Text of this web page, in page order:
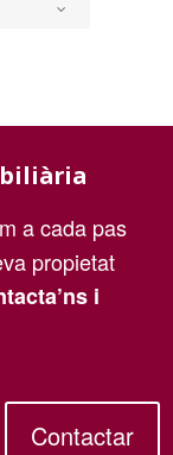
a cada pas
propietat
i
Contactar